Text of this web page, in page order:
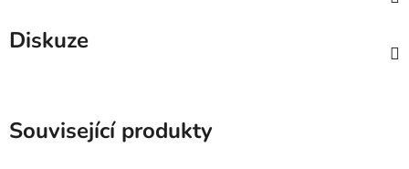
Diskuze
Související produkty